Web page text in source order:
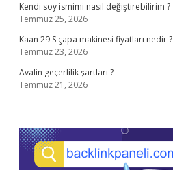
Kendi soy ismimi nasıl değiştirebilirim ?
Temmuz 25, 2026
Kaan 29 S çapa makinesi fiyatları nedir ?
Temmuz 23, 2026
Avalin geçerlilik şartları ?
Temmuz 21, 2026